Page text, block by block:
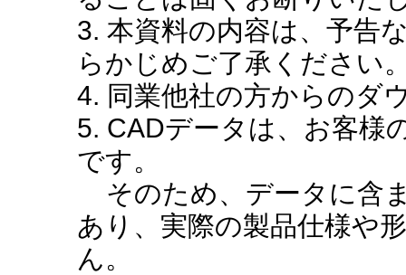
3. 本資料の内容は、予告
らかじめご了承ください
4. 同業他社の方からのダ
5. CADデータは、お客様
です。
そのため、データに含
あり、実際の製品仕様や
ん。